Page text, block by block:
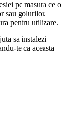
pe masura ce o
sau golurilor.
pentru utilizare.
sa instalezi
te ca aceasta